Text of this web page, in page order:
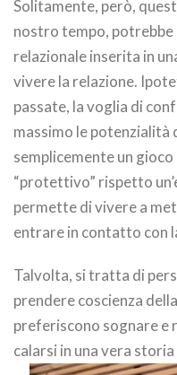
Solitamente, però,
nostro tempo,
relazionale inserita in
vivere la relazione.
passate, la voglia di
massimo le potenzialità
semplicemente un
“protettivo” rispetto
permette di vivere a
entrare in contatto con
Talvolta, si tratta di
prendere coscienza
preferiscono sognare e
calarsi in una vera storia